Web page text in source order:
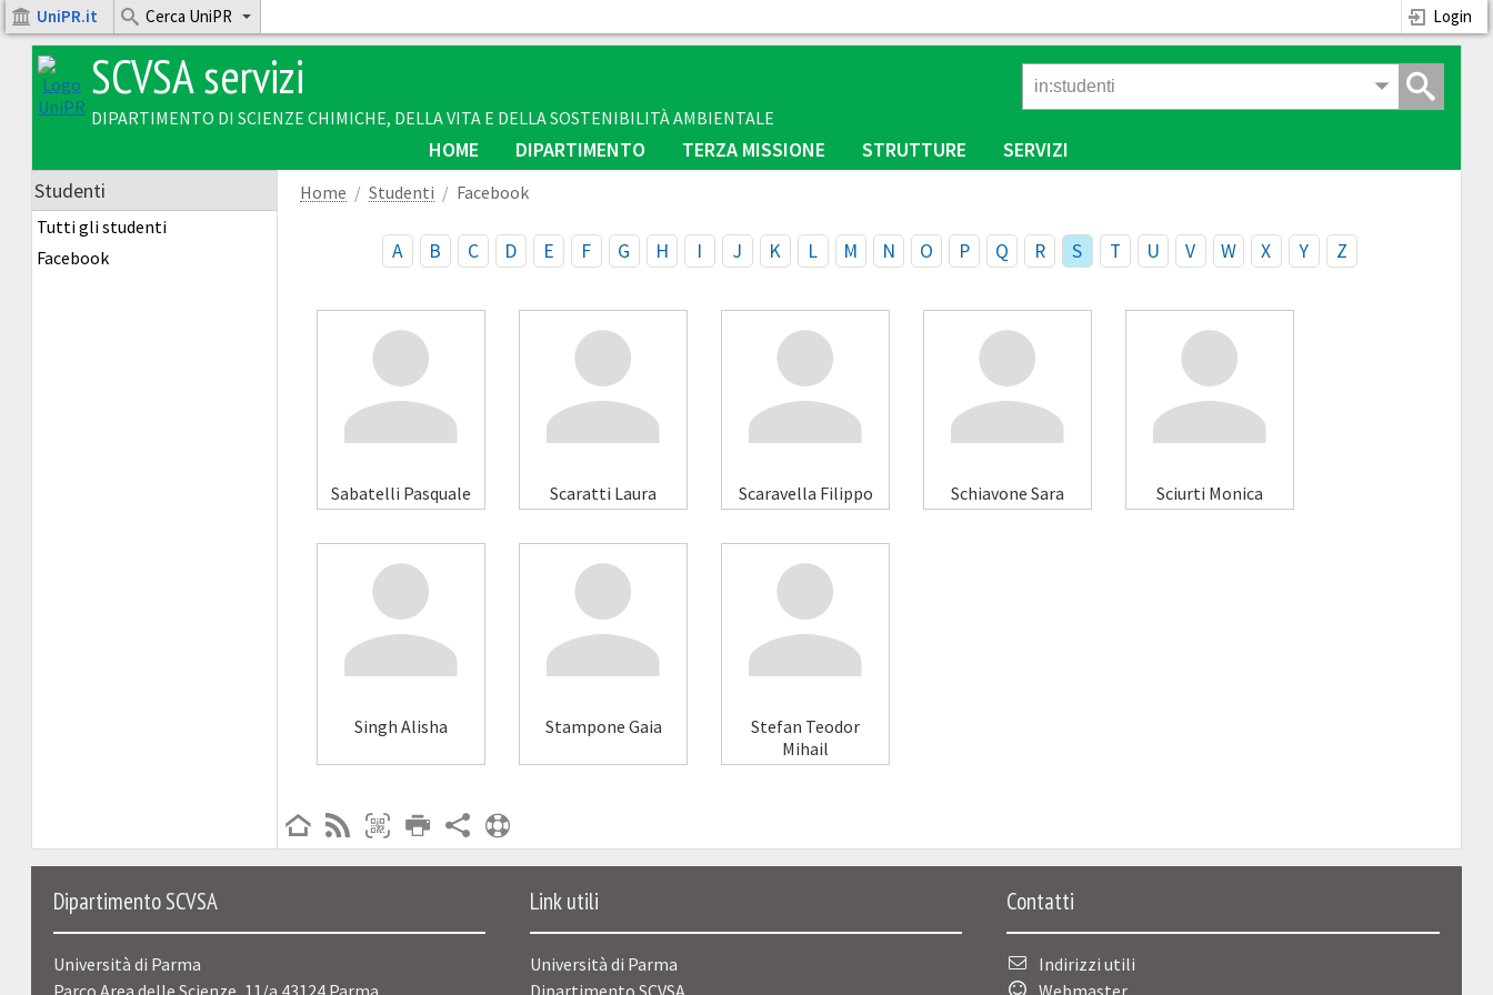
UniPR.it Cerca UniPR Login
SCVSA servizi
DIPARTIMENTO DI SCIENZE CHIMICHE, DELLA VITA E DELLA SOSTENIBILITÀ AMBIENTALE
HOME DIPARTIMENTO TERZA MISSIONE STRUTTURE
SERVIZI
Studenti
Tutti gli studenti
Facebook
Home Studenti Facebook
A B C D E F G H I J K L M N O P Q R S T U V W X Y Z
Sabatelli Pasquale Scaratti Laura Scaravella Filippo Schiavone Sara Sciurti Monica
Singh Alisha Stampone Gaia
Stefan Teodor
Mihail
Dipartimento SCVSA
Università di Parma
Parco Area delle Scienze, 11/a 43124 Parma
Link utili
Università di Parma
Dipartimento SCVSA
Contatti
Indirizzi utili
Webmaster